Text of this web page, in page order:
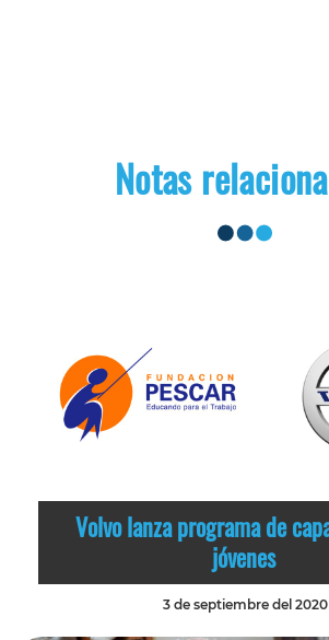
Notas
Volvo lanza programa de
jóvenes
3 de septiembre del 2020